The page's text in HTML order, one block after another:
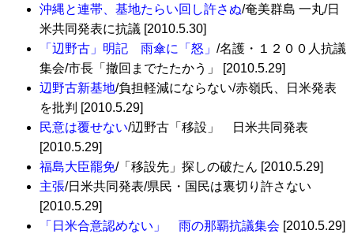
沖縄と連帯、基地たらい回し許さぬ/奄美群島 一丸/日
米共同発表に抗議 [2010.5.30]
「辺野古」明記 雨傘に「怒」 /名護・１２００人抗議
集会/市長「撤回までたたかう」 [2010.5.29]
辺野古新基地/負担軽減にならない/赤嶺氏、日米発表
を批判 [2010.5.29]
民意は覆せない/辺野古「移設」 日米共同発表
[2010.5.29]
福島大臣罷免/「移設先」探しの破たん [2010.5.29]
主張/日米共同発表/県民・国民は裏切り許さない
[2010.5.29]
「日米合意認めない」 雨の那覇抗議集会 [2010.5.29]